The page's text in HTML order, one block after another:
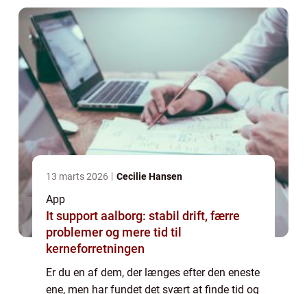
13 marts 2026 Cecilie Hansen
App
It support aalborg: stabil drift, færre
problemer og mere tid til
kerneforretningen
Er du en af dem, der længes efter den eneste
ene, men har fundet det svært at finde tid og